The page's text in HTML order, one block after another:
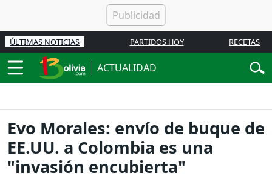
ÚLTIMAS NOTICIAS PARTIDOS HOY RECETAS
ACTUALIDAD
Evo Morales: envío de buque de
EE.UU. a Colombia es una
"invasión encubierta"